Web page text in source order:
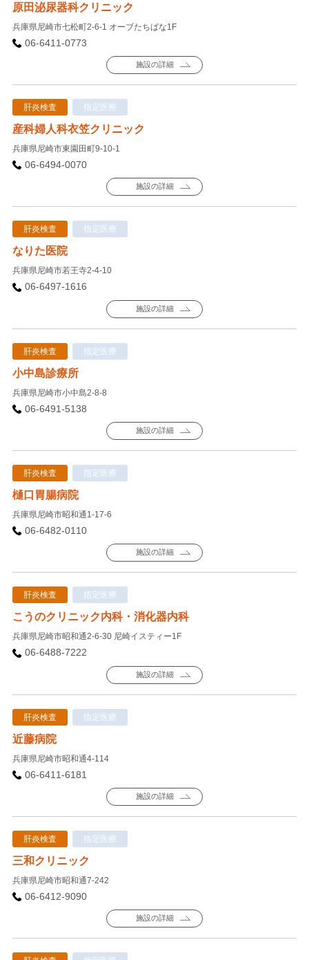
原田泌尿器科クリニック
兵庫県尼崎市七松町2-6-1 オーブたちばな1F
06-6411-0773
施設の詳細
肝炎検査 指定医療
産科婦人科衣笠クリニック
兵庫県尼崎市東園田町9-10-1
06-6494-0070
施設の詳細
肝炎検査 指定医療
なりた医院
兵庫県尼崎市若王寺2-4-10
06-6497-1616
施設の詳細
肝炎検査 指定医療
小中島診療所
兵庫県尼崎市小中島2-8-8
06-6491-5138
施設の詳細
肝炎検査 指定医療
樋口胃腸病院
兵庫県尼崎市昭和通1-17-6
06-6482-0110
施設の詳細
肝炎検査 指定医療
こうのクリニック内科・消化器内科
兵庫県尼崎市昭和通2-6-30 尼崎イスティー1F
06-6488-7222
施設の詳細
肝炎検査 指定医療
近藤病院
兵庫県尼崎市昭和通4-114
06-6411-6181
施設の詳細
肝炎検査 指定医療
三和クリニック
兵庫県尼崎市昭和通7-242
06-6412-9090
施設の詳細